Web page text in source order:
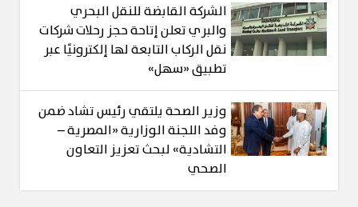
الشركة القابضة للنقل البحري
والبري تعلن إتاحة حجز رحلات شركات
نقل الركاب التابعة لها إلكترونيًا عبر
تطبيق «سهل»
وزير الصحة يلتقي رئيس تشاد ضمن
وفد اللجنة الوزارية «المصرية –
التشادية» لبحث تعزيز التعاون
الصحي